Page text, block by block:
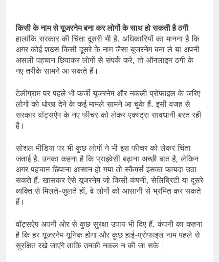
किसी के नाम से यूजरनेम बना कर लोगों के साथ हो सकती है ठगी
हालांकि सरकार की चिंता दूसरी भी है. अधिकारियों का मानना है कि
अगर कोई शख्स किसी दूसरे के नाम जैसा यूजरनेम बना ले या अपनी
असली पहचान छिपाकर लोगों से संपर्क करे, तो ऑनलाइन ठगी के
नए तरीके सामने आ सकते हैं।
टेलीग्राम पर पहले भी फर्जी यूजरनेम और नकली प्रोफाइल के जरिए
लोगों को धोखा देने के कई मामले सामने आ चुके हैं. इसी वजह से
सरकार वॉट्सऐप के नए फीचर को लेकर एक्स्ट्रा सावधानी बरत रही
है।
सोशल मीडिया पर भी कुछ लोगों ने भी इस फीचर को लेकर चिंता
जताई है. उनका कहना है कि प्राइवेसी बढ़ाना अच्छी बात है, लेकिन
अगर पहचान छिपाना आसान हो गया तो स्कैमर्स इसका फायदा उठा
सकते हैं. खासकर ऐसे यूजरनेम जो किसी कंपनी, सेलिब्रिटी या दूसरे
व्यक्ति से मिलते-जुलते हों, वे लोगों को आसानी से भ्रमित कर सकते
हैं।
वॉट्सऐप अपनी ओर से कुछ सुरक्षा उपाय भी दिए हैं. कंपनी का कहना
है कि हर यूजरनेम यूनिक होगा और कुछ हाई-प्रोफाइल नाम पहले से
सुरक्षित रखे जाएंगे ताकि उनकी नकल न की जा सके।